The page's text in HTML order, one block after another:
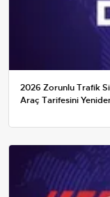
2026 Zorunlu Trafik
Araç Tarifesini